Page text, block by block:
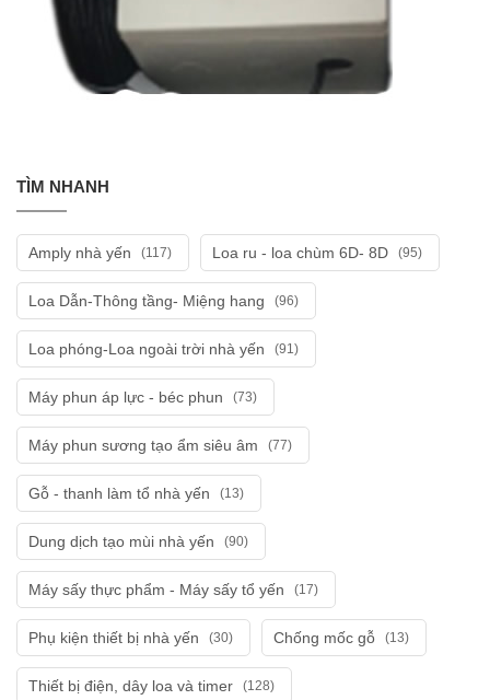
TÌM NHANH
Amply nhà yến (117) Loa ru - loa chùm 6D- 8D (95)
Loa Dẫn-Thông tầng- Miệng hang (96)
Loa phóng-Loa ngoài trời nhà yến (91)
Máy phun áp lực - béc phun (73)
Máy phun sương tạo ẩm siêu âm (77)
Gỗ - thanh làm tổ nhà yến (13)
Dung dịch tạo mùi nhà yến (90)
Máy sấy thực phẩm - Máy sấy tổ yến (17)
Phụ kiện thiết bị nhà yến (30) Chống mốc gỗ (13)
Thiết bị điện, dây loa và timer (128)